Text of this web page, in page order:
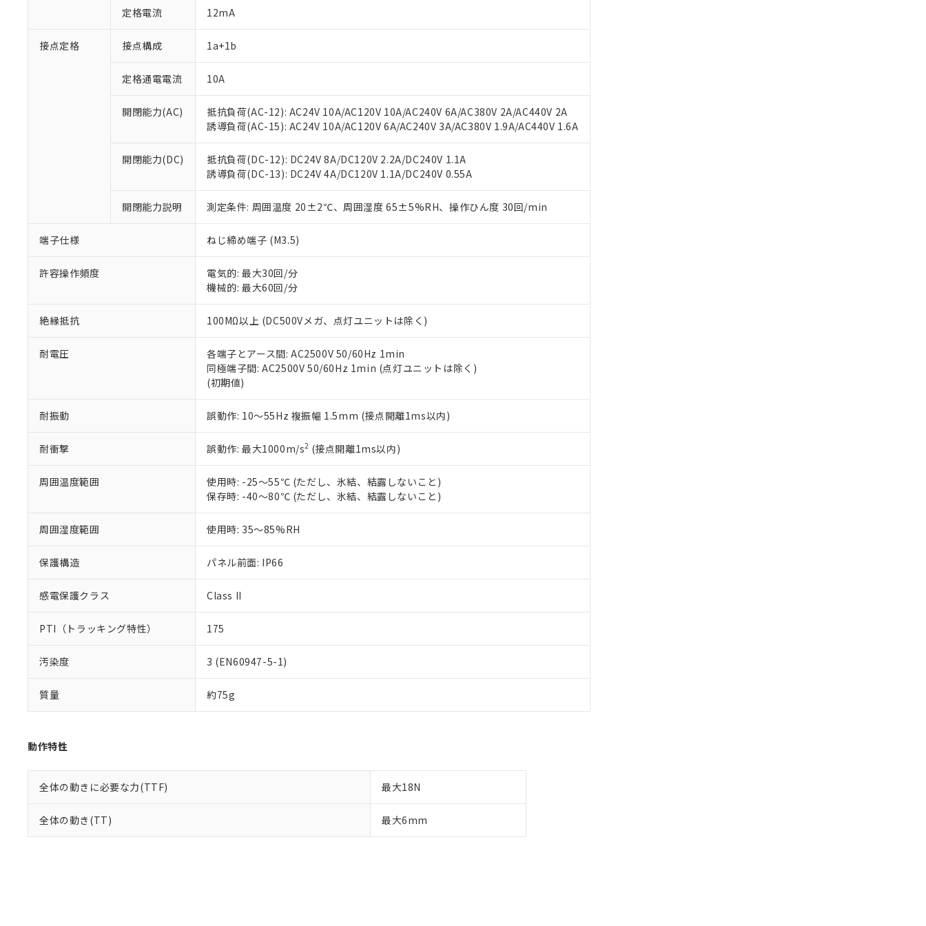
定格電流 12mA
接点定格 接点構成 1a+1b
定格通電電流 10A
開閉能力(AC)
抵抗負荷(AC-12): AC24V 10A/AC120V 10A/AC240V 6A/AC380V 2A/AC440V 2A
誘導負荷(AC-15): AC24V 10A/AC120V 6A/AC240V 3A/AC380V 1.9A/AC440V 1.6A
開閉能力(DC)
抵抗負荷(DC-12): DC24V 8A/DC120V 2.2A/DC240V 1.1A
誘導負荷(DC-13): DC24V 4A/DC120V 1.1A/DC240V 0.55A
開閉能力説明 測定条件: 周囲温度 20±2℃、周囲湿度 65±5%RH、操作ひん度 30回/min
端子仕様 ねじ締め端子 (M3.5)
許容操作頻度
電気的: 最大30回/分
機械的: 最大60回/分
絶縁抵抗 100MΩ以上 (DC500Vメガ、点灯ユニットは除く)
耐電圧
各端子とアース間: AC2500V 50/60Hz 1min
同極端子間: AC2500V 50/60Hz 1min (点灯ユニットは除く)
(初期値)
耐振動 誤動作: 10～55Hz 複振幅 1.5mm (接点開離1ms以内)
耐衝撃 誤動作: 最大1000m/s2 (接点開離1ms以内)
周囲温度範囲
使用時: -25～55℃ (ただし、氷結、結露しないこと)
保存時: -40～80℃ (ただし、氷結、結露しないこと)
周囲湿度範囲 使用時: 35～85%RH
保護構造 パネル前面: IP66
感電保護クラス Class II
PTI（トラッキング特性） 175
汚染度 3 (EN60947-5-1)
質量 約75g
動作特性
全体の動きに必要な力(TTF) 最大18N
全体の動き(TT) 最大6mm
ご利用条件
以下の条件をお読みいただき、同意のうえご利用ください。
本サービスは、当社制御機器事業取扱商品の当社在庫状況および標準価格(税抜)を提供させていただ
くものです。
当社制御機器事業取扱商品の中には、本サービスの対象外となる商品もあることをご了承ください。
在庫状況および標準価格照会結果は、記載している更新日時点での社内データに基づき作成されるも
のであり、閲覧された時点での実際の在庫および標準価格とは異なる場合があることをご了承くださ
い。
正式な納期状況および標準価格はお客様のお取引先、またはお客様担当のオムロン制御機器販売店・
当社販売員にご相談ください。
オムロン制御機器販売店や当社販売拠点は「販売ネットワーク
」をご確認ください。
在庫状況および標準価格結果を当社の事前の承諾なく第三者に漏洩または開示しないようお願いしま
す。
ている必要があります。
お客様が当ウェブサイト上で当社にご登録された部品リストについて、当社および当社の共同利用者
が、当社の製品・サービスに関するお客様との取引・商談に必要な範囲で利用することをご了承くだ
さい。
※当社の共同利用者とは、"個人情報の共同利用に関して"
の「1.共同利用者の範囲」に記載されて
いる法人を指します。
対応予定なし：EU RoHS指令（10物質）の非含有に非対応の商品で、対応品を出す予定はありません。
調査・確認中：EU RoHS指令（10物質）の非含有の対応状況を調査中または確認中の商品です。
非該当品：ライセンス料など無形物で、有害物質有無と関係のない商品です。
仕入先様の事情により、非含有部品としていたものが、含有品と判明した場合などやむを得ず変更すること
があります。
鉛(Pb) 1000ppm以下、 水銀(Hg) 1000ppm以下、 カドミウム(Cd) 100ppm以下、
六価クロム(Cr(Ⅵ)) 1000ppm以下、ポリ臭化ビフェニル類(PBB) 1000ppm以下、ポリ臭化ジフェニルエーテル類(PBDE) 1000ppm以下、
フタル酸ビス(2-エチルヘキシル) (DEHP)(別名：DOP) 1000ppm以下、フタル酸ブチルベンジル（BBP） 1000ppm以下、フタル酸ジブチ
ル（DBP） 1000ppm以下、フタル酸ジイソブチル (DIBP) 1000ppm以下
但し、RoHS指令で産業用監視および制御機器に対する適用除外項目は除く。
フタル酸エステル類の４物質については閾値を超える意図的な使用がないことを確認しています。
※2 対応予定月
部品在庫の切り替え状況などにより、予定月が前後することがあります。
※3 非含有証明書ダウンロード
下記の非含有証明書をダウンロードすることができます。
EU RoHS指令（10物質）の非含有証明書
51物質の非含有証明書（当社基準）
※本証明書は発行日時点で非含有を証明するもので、過去に遡って非含有を証明するものではありません。
また、RoHS指令のフタル酸エステル類４物質の対応では、対応完了までの期間は出荷製品に未対応品が
混在することから備考欄に対応日を記載しておりました。
既に当社にて対応品への在庫切替を完了していることから、特段のことがない限り、2022年1月12日よ
「○」：最大均質材料含有率が中国RoHSの基準値以下であることを示します。
「×」：最大均質材料含有率が中国RoHSの基準値を超えていることを示します。
「－」：未確認です。当社販売部門へお問い合わせください。
*中国RoHS10物質の基準値 (GB/T26572)：
Pb(鉛) :1000ppm、 Hg(水銀) : 1000ppm、 Cd(カドミウム) : 100ppm、
Cr(Ⅵ)(六価クロム) : 1000ppm、 PBBs(ポリ臭化ビフェニル類) : 1000ppm、 PBDEs(ポリ臭化ジフェニルエーテル類) : 1000ppm、
DBP(フタル酸ジブチル) : 1000ppm、 DIBP(フタル酸ジイソブチル) : 1000ppm、 BBP(フタル酸ブチルベンジル) : 1000ppm、
※2 環境保護使用期限
「ｅ」：有害物質（10物質）のすべてが基準値以下であることを示します。
「10」：通常の使用状況下において有害物質が外部に漏えいし、環境に深刻な影響を及ぼさない年数を意
味します。
「－」：未確認です。当社販売部門へお問い合わせください。
当社は、これら貴社製品のうち、外国為替および外国貿易法に定める商品（以下｢規制貨物等」とい
う）を輸出または国外への提供する場合は、日本国政府の輸出許可(または役務取引許可)を取得する
などの必要な手続きをとります。
ます。
当社は貴社製品を、核兵器、ミサイル、化学兵器、生物兵器またはその他武器並びにこれらの製造装
置等に一切使用いたしません。
当社は、貴社製品を第三者に販売する場合は、上記1、2および3の内容を当該第三者に通知します。
また当社は、販売先および販売に係わる関係者が違法に輸出するおそれがある場合は、取り引きをい
たしません。
記
号
説明
○ 一定数以上の在庫あり
△ 一定数には満たないが在庫あり
－
在庫なし(最新の在庫状況については、お客様のお取引先、またはお客様担当のオムロン制御
機器販売店・当社販売員にご確認ください)
空
白
受注生産機種、また在庫状況の情報を公開していない機種